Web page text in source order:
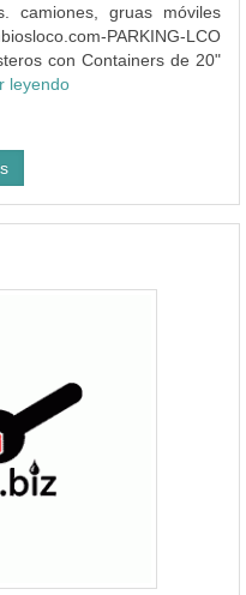
camiones, gruas móviles
PARKING-LCO
con Containers de 20"
leyendo